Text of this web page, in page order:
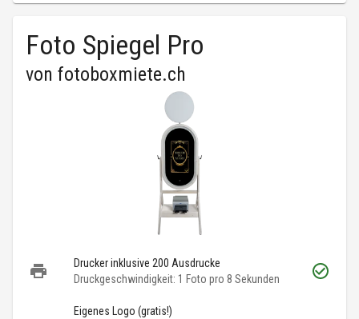
Foto Spiegel Pro
von fotoboxmiete.ch
Drucker inklusive 200 Ausdrucke
Druckgeschwindigkeit: 1 Foto pro 8 Sekunden
Eigenes Logo (gratis!)